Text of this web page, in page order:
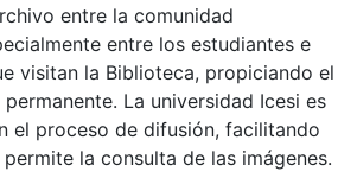
entre la comunidad
entre los estudiantes e
visitan la Biblioteca, propiciando el
La universidad Icesi es
el proceso de difusión, facilitando
la consulta de las imágenes.